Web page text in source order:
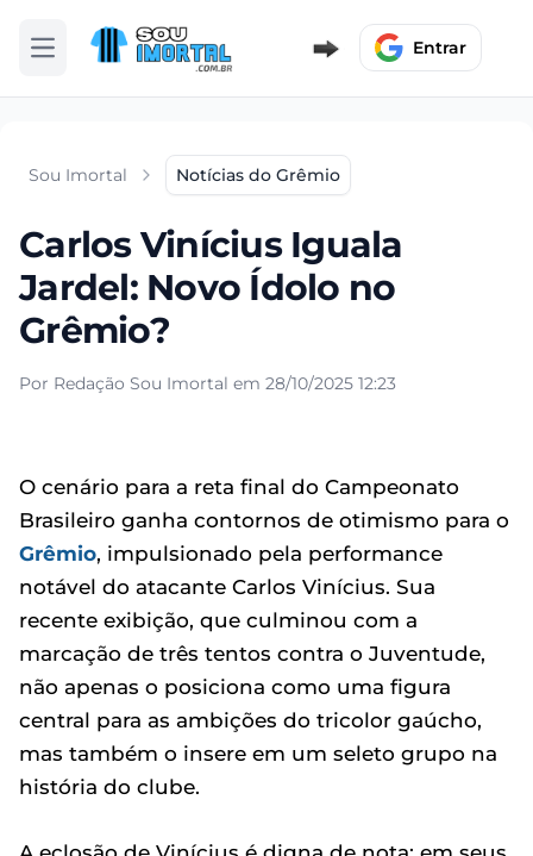
Abrir menu Entrar
Sou Imortal Notícias do Grêmio
Carlos Vinícius Iguala
Jardel: Novo Ídolo no
Grêmio?
Por Redação Sou Imortal em 28/10/2025 12:23
O cenário para a reta final do Campeonato
Brasileiro ganha contornos de otimismo para o
Grêmio, impulsionado pela performance
notável do atacante Carlos Vinícius. Sua
recente exibição, que culminou com a
marcação de três tentos contra o Juventude,
não apenas o posiciona como uma figura
central para as ambições do tricolor gaúcho,
mas também o insere em um seleto grupo na
história do clube.